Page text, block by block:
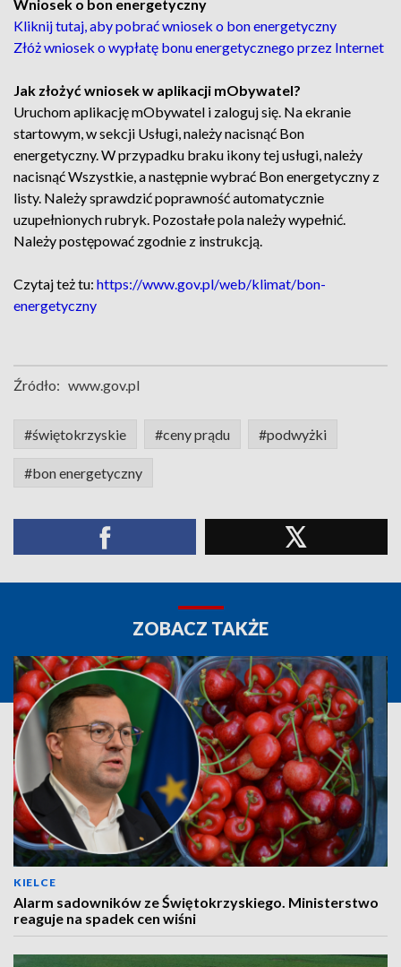
Wniosek o bon energetyczny
Kliknij tutaj, aby pobrać wniosek o bon energetyczny
Złóż wniosek o wypłatę bonu energetycznego przez Internet
Jak złożyć wniosek w aplikacji mObywatel?
Uruchom aplikację mObywatel i zaloguj się. Na ekranie
startowym, w sekcji Usługi, należy nacisnąć Bon
energetyczny. W przypadku braku ikony tej usługi, należy
nacisnąć Wszystkie, a następnie wybrać Bon energetyczny z
listy. Należy sprawdzić poprawność automatycznie
uzupełnionych rubryk. Pozostałe pola należy wypełnić.
Należy postępować zgodnie z instrukcją.
Czytaj też tu: https://www.gov.pl/web/klimat/bon-
energetyczny
Źródło: www.gov.pl
#świętokrzyskie #ceny prądu #podwyżki
#bon energetyczny
ZOBACZ TAKŻE
KIELCE
Alarm sadowników ze Świętokrzyskiego. Ministerstwo
reaguje na spadek cen wiśni